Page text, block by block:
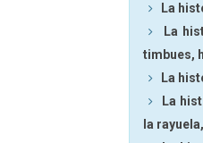
La
La
timbues,
La
La
la